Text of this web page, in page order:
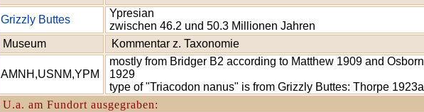
Grizzly Buttes
Ypresian
zwischen 46.2 und 50.3 Millionen Jahren
Museum
Kommentar z. Taxonomie
AMNH,USNM,YPM
mostly from Bridger B2 according to Matthew 1909 and Osborn
1929
type of "Triacodon nanus" is from Grizzly Buttes: Thorpe 1923a
U.a. am Fundort ausgegraben: